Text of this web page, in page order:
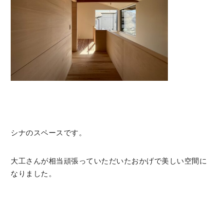
シナのスペースです。
大工さんが相当頑張っていただいたおかげで美しい空間に
なりました。